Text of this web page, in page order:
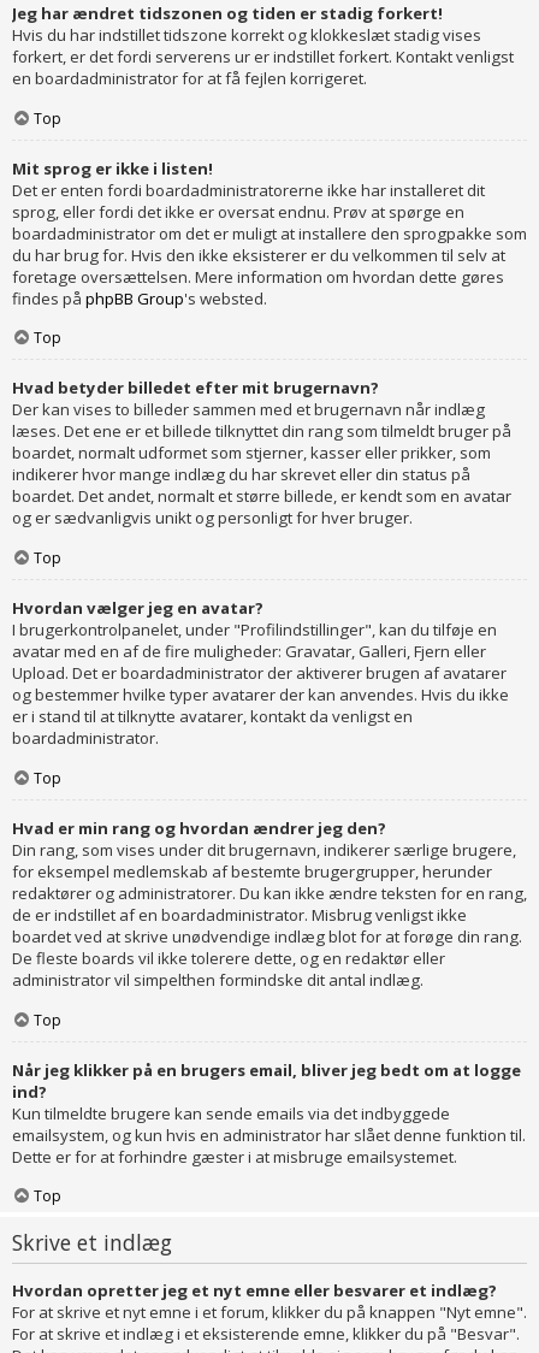
Jeg har ændret tidszonen og tiden er stadig forkert!
Hvis du har indstillet tidszone korrekt og klokkeslæt stadig vises
forkert, er det fordi serverens ur er indstillet forkert. Kontakt venligst
en boardadministrator for at få fejlen korrigeret.
Top
Mit sprog er ikke i listen!
Det er enten fordi boardadministratorerne ikke har installeret dit
sprog, eller fordi det ikke er oversat endnu. Prøv at spørge en
boardadministrator om det er muligt at installere den sprogpakke som
du har brug for. Hvis den ikke eksisterer er du velkommen til selv at
foretage oversættelsen. Mere information om hvordan dette gøres
findes på phpBB Group's websted.
Top
Hvad betyder billedet efter mit brugernavn?
Der kan vises to billeder sammen med et brugernavn når indlæg
læses. Det ene er et billede tilknyttet din rang som tilmeldt bruger på
boardet, normalt udformet som stjerner, kasser eller prikker, som
indikerer hvor mange indlæg du har skrevet eller din status på
boardet. Det andet, normalt et større billede, er kendt som en avatar
og er sædvanligvis unikt og personligt for hver bruger.
Top
Hvordan vælger jeg en avatar?
I brugerkontrolpanelet, under "Profilindstillinger", kan du tilføje en
avatar med en af de fire muligheder: Gravatar, Galleri, Fjern eller
Upload. Det er boardadministrator der aktiverer brugen af avatarer
og bestemmer hvilke typer avatarer der kan anvendes. Hvis du ikke
er i stand til at tilknytte avatarer, kontakt da venligst en
boardadministrator.
Top
Hvad er min rang og hvordan ændrer jeg den?
Din rang, som vises under dit brugernavn, indikerer særlige brugere,
for eksempel medlemskab af bestemte brugergrupper, herunder
redaktører og administratorer. Du kan ikke ændre teksten for en rang,
de er indstillet af en boardadministrator. Misbrug venligst ikke
boardet ved at skrive unødvendige indlæg blot for at forøge din rang.
De fleste boards vil ikke tolerere dette, og en redaktør eller
administrator vil simpelthen formindske dit antal indlæg.
Top
Når jeg klikker på en brugers email, bliver jeg bedt om at logge
ind?
Kun tilmeldte brugere kan sende emails via det indbyggede
emailsystem, og kun hvis en administrator har slået denne funktion til.
Dette er for at forhindre gæster i at misbruge emailsystemet.
Top
Skrive et indlæg
Hvordan opretter jeg et nyt emne eller besvarer et indlæg?
For at skrive et nyt emne i et forum, klikker du på knappen "Nyt emne".
For at skrive et indlæg i et eksisterende emne, klikker du på "Besvar".